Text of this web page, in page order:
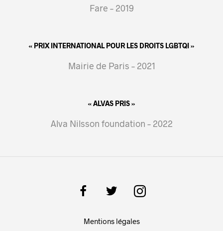
Fare – 2019
« PRIX INTERNATIONAL POUR LES DROITS LGBTQI »
Mairie de Paris – 2021
« ALVAS PRIS »
Alva Nilsson foundation – 2022
Mentions légales